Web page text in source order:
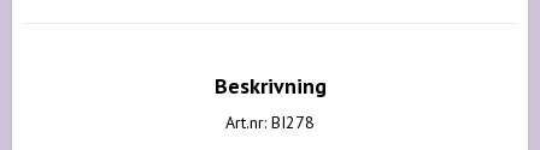
Beskrivning
Art.nr: BI278